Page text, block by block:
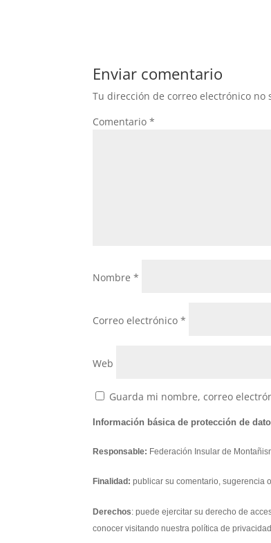
b
o
o
k
A
p
p
Enviar comentario
Tu dirección de correo electrónico no
Comentario*
Nombre*
Correo electrónico*
Web
Guarda mi nombre, correo
Información básica de protección de
Responsable: Federación Insular de
Finalidad: publicar su comentario, sugerencia
Derechos: puede ejercitar su derecho de
conocer visitando nuestra política de